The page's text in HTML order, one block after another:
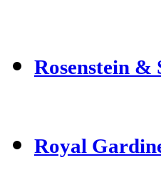
Rosenstein &
Royal